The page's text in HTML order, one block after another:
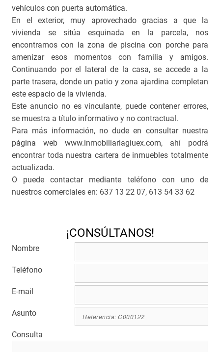
¡CONSÚLTANOS!
Nombre
Teléfono
E-mail
Asunto
Consulta
vehículos con puerta automática.
En el exterior, muy aprovechado gracias a que la
vivienda se sitúa esquinada en la parcela, nos
encontramos con la zona de piscina con porche para
amenizar esos momentos con familia y amigos.
Continuando por el lateral de la casa, se accede a la
parte trasera, donde un patio y zona ajardina completan
este espacio de la vivienda.
Este anuncio no es vinculante, puede contener errores,
se muestra a título informativo y no contractual.
Para más información, no dude en consultar nuestra
página web www.inmobiliariagiuex.com, ahí podrá
encontrar toda nuestra cartera de inmuebles totalmente
actualizada.
O puede contactar mediante teléfono con uno de
nuestros comerciales en: 637 13 22 07, 613 54 33 62